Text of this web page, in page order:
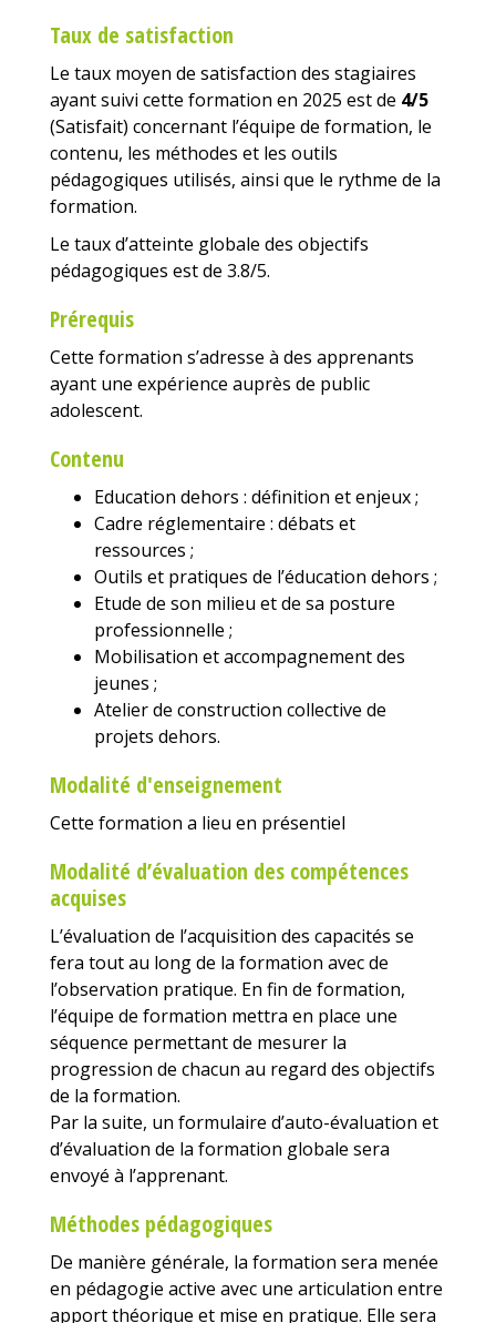
Taux de satisfaction
Le taux moyen de satisfaction des stagiaires
ayant suivi cette formation en 2025 est de 4/5
(Satisfait) concernant l’équipe de formation, le
contenu, les méthodes et les outils
pédagogiques utilisés, ainsi que le rythme de la
formation.
Le taux d’atteinte globale des objectifs
pédagogiques est de 3.8/5.
Prérequis
Cette formation s’adresse à des apprenants
ayant une expérience auprès de public
adolescent.
Contenu
Education dehors : définition et enjeux ;
Cadre réglementaire : débats et
ressources ;
Outils et pratiques de l’éducation dehors ;
Etude de son milieu et de sa posture
professionnelle ;
Mobilisation et accompagnement des
jeunes ;
Atelier de construction collective de
projets dehors.
Modalité d'enseignement
Cette formation a lieu en présentiel
Modalité d’évaluation des compétences
acquises
L’évaluation de l’acquisition des capacités se
fera tout au long de la formation avec de
l’observation pratique. En fin de formation,
l’équipe de formation mettra en place une
séquence permettant de mesurer la
progression de chacun au regard des objectifs
de la formation.
Par la suite, un formulaire d’auto-évaluation et
d’évaluation de la formation globale sera
envoyé à l’apprenant.
Méthodes pédagogiques
De manière générale, la formation sera menée
en pédagogie active avec une articulation entre
apport théorique et mise en pratique. Elle sera